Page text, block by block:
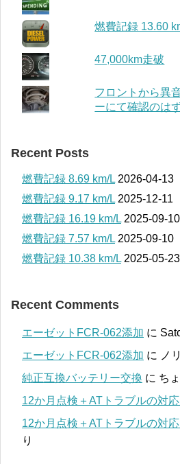
燃費記録 13.60
47,000km走破
フロントから異
ーにて確認のは
Recent Posts
燃費記録 8.69 km/L 2026-04-13
燃費記録 9.17 km/L 2025-12-11
燃費記録 16.19 km/L 2025-09-10
燃費記録 7.57 km/L 2025-09-10
燃費記録 10.38 km/L 2025-05-23
Recent Comments
エーゼットFCR-062添加 に
エーゼットFCR-062添加 に ノ
純正互換バッテリー交換 に ち
12か月点検＋ATトラブルの対
12か月点検＋ATトラブルの対
り